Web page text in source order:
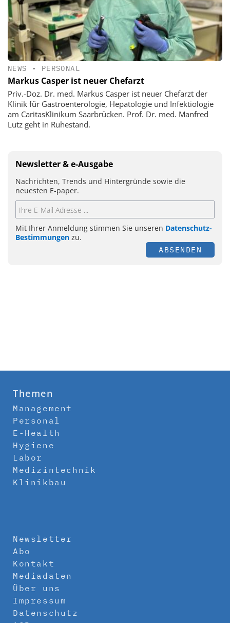
NEWS • PERSONAL
Markus Casper ist neuer Chefarzt
Priv.-Doz. Dr. med. Markus Casper ist neuer Chefarzt der
Klinik für Gastroenterologie, Hepatologie und Infektiologie
am CaritasKlinikum Saarbrücken. Prof. Dr. med. Manfred
Lutz geht in Ruhestand.
Newsletter & e-Ausgabe
Nachrichten, Trends und Hintergründe sowie die
neuesten E-paper.
Mit Ihrer Anmeldung stimmen Sie unseren Datenschutz-
Bestimmungen zu.
ABSENDEN
Themen
Management
Personal
E-Health
Hygiene
Labor
Medizintechnik
Klinikbau
Newsletter
Abo
Kontakt
Mediadaten
Über uns
Impressum
Datenschutz